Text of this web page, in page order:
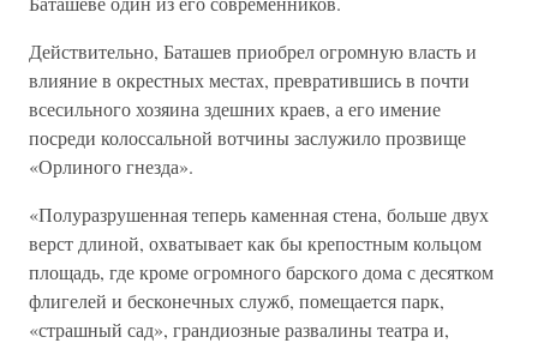
Действительно, Баташев приобрел огромную власть и
влияние в окрестных местах, превратившись в почти
всесильного хозяина здешних краев, а его имение
посреди колоссальной вотчины заслужило прозвище
«Орлиного гнезда».
«Полуразрушенная теперь каменная стена, больше двух
верст длиной, охватывает как бы крепостным кольцом
площадь, где кроме огромного барского дома с десятком
флигелей и бесконечных служб, помещается парк,
«страшный сад», грандиозные развалины театра и,